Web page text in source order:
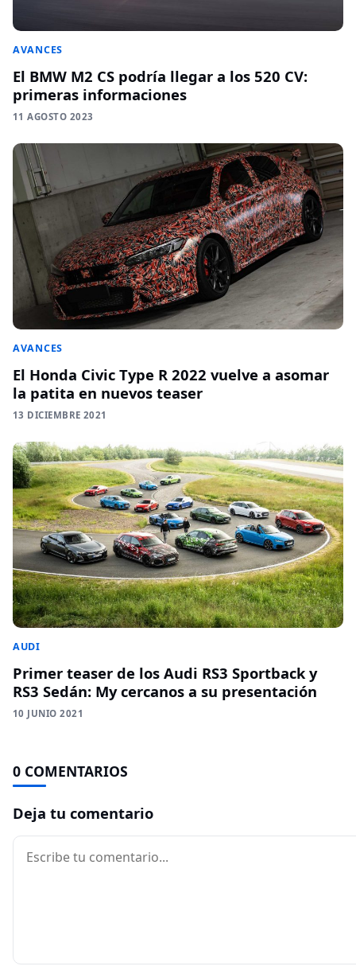
AVANCES
El BMW M2 CS podría llegar a los 520 CV:
primeras informaciones
11 AGOSTO 2023
AVANCES
El Honda Civic Type R 2022 vuelve a asomar
la patita en nuevos teaser
13 DICIEMBRE 2021
AUDI
Primer teaser de los Audi RS3 Sportback y
RS3 Sedán: My cercanos a su presentación
10 JUNIO 2021
0 COMENTARIOS
Deja tu comentario
Comentario